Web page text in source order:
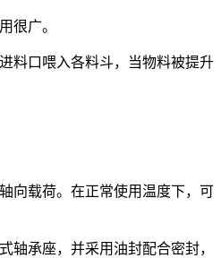
很广。
料口喂入各料斗，当物料被提升
向载荷。在正常使用温度下，可
轴承座，并采用油封配合密封，